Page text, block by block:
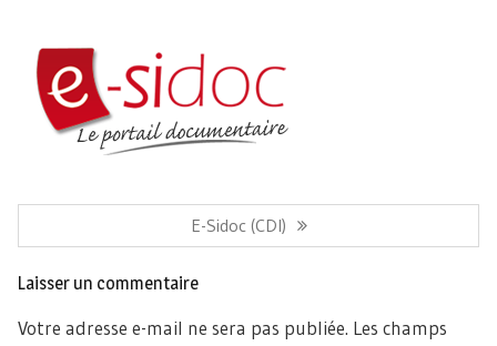
Navigation
l’article
Article
Précédent:
E-Sidoc (CDI)
Laisser un commentaire
Votre adresse e-mail ne sera pas publiée. Les champs